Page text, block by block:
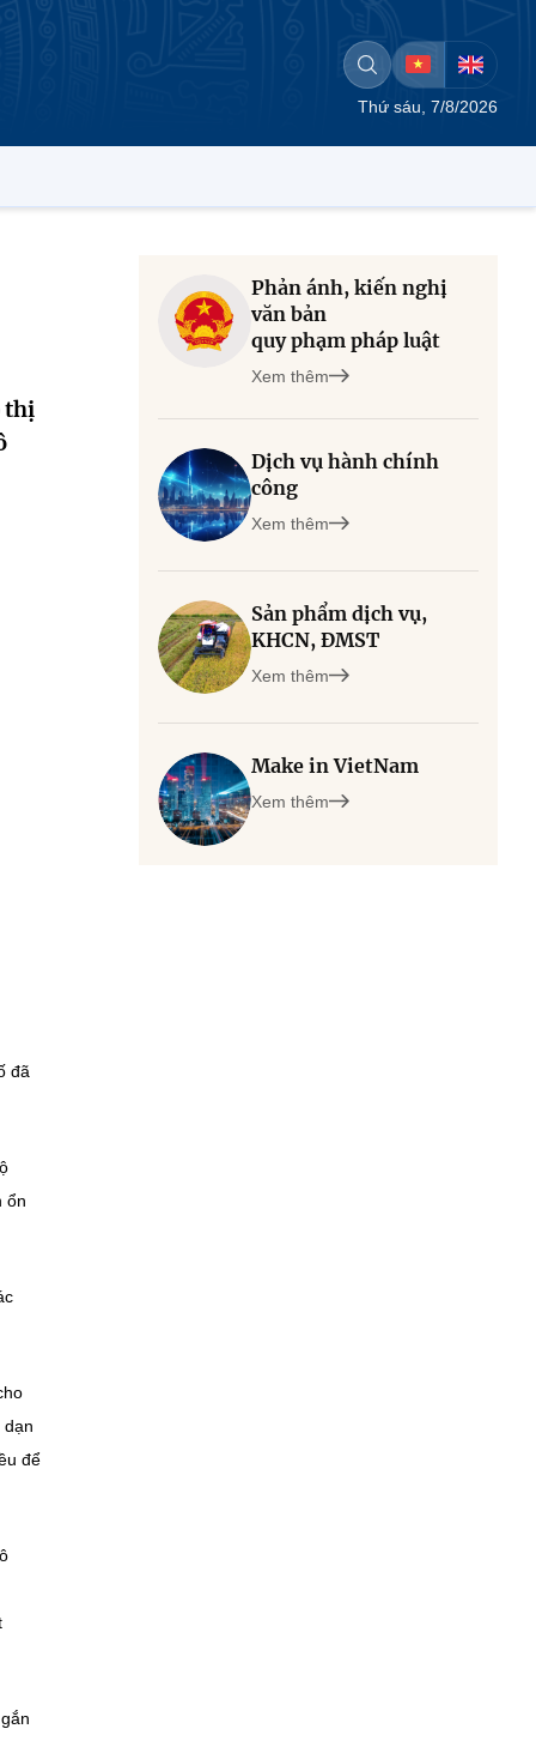
Thứ sáu, 7/8/2026
thị
đã
ổn
dạn
để
Phản ánh, kiến nghị
văn bản
quy phạm pháp luật
Xem thêm
Dịch vụ hành chính
công
Xem thêm
Sản phẩm dịch vụ,
KHCN, ĐMST
Xem thêm
Make in VietNam
Xem thêm